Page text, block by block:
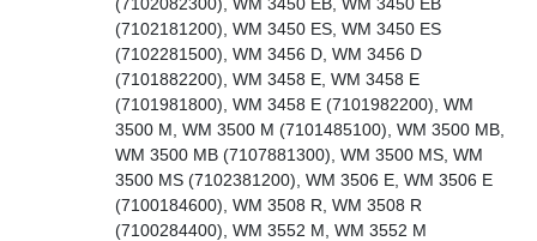
(7102181200), WM 3450 ES, WM 3450 ES
(7102281500), WM 3456 D, WM 3456 D
(7101882200), WM 3458 E, WM 3458 E
(7101981800), WM 3458 E (7101982200), WM
3500 M, WM 3500 M (7101485100), WM 3500 MB,
WM 3500 MB (7107881300), WM 3500 MS, WM
3500 MS (7102381200), WM 3506 E, WM 3506 E
(7100184600), WM 3508 R, WM 3508 R
(7100284400), WM 3552 M, WM 3552 M